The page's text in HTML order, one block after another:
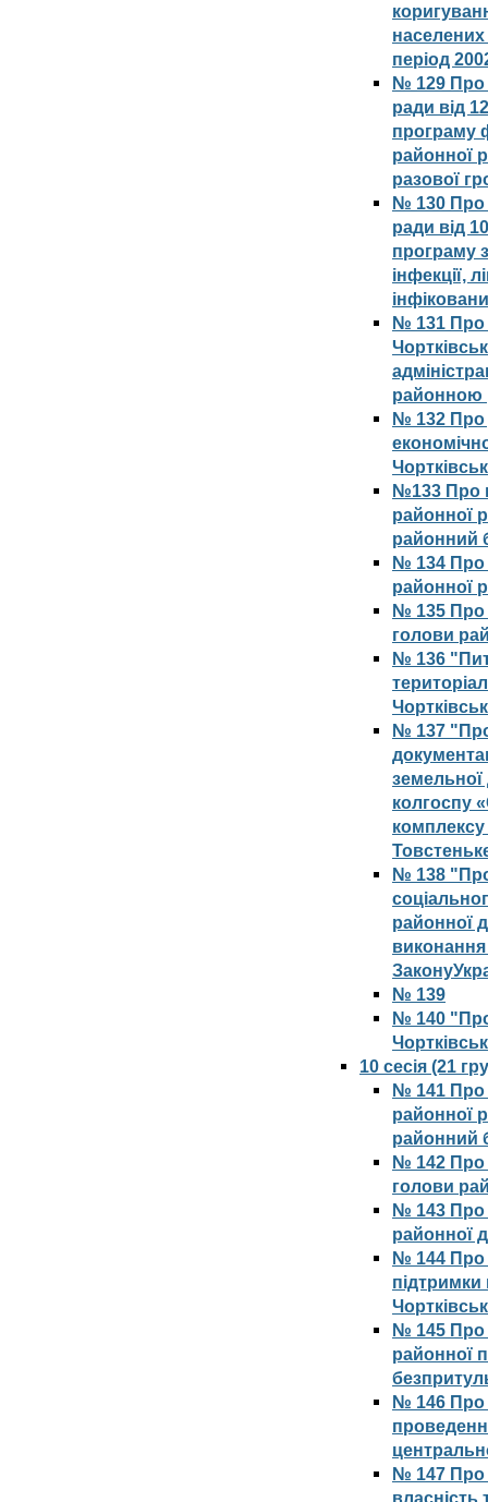
населених
період
№ 129 Про
ради від
програму
районної
разової
№ 130 Про
ради від
програму
інфекції,
№ 131 Про
районною
№ 132 Про
№133 Про
районної
районний
№ 134 Про
районної
№ 135 Про
голови
№ 136
№ 137 "Про
земельної
колгоспу
№ 138 "Про
районної
виконання
№ 139
№ 140 "Про
10 сесія (21
№ 141 Про
районної
районний
№ 142 Про
голови
№ 143 Про
районної
№ 144 Про
№ 145 Про
районної
№ 146 Про
№ 147 Про
власність